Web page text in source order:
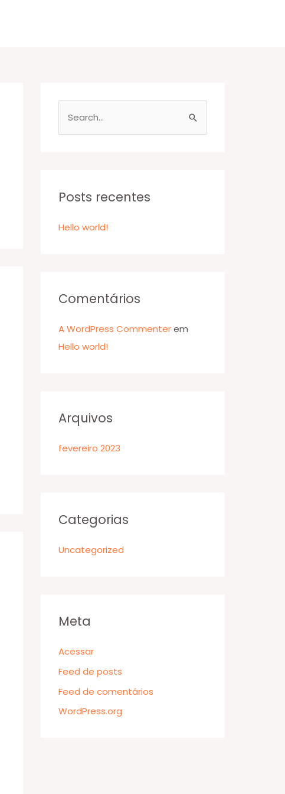
e
u
s
o
:
Posts recentes
Hello world!
Comentários
A WordPress Commenterem
Hello world!
Arquivos
fevereiro 2023
Categorias
Uncategorized
Meta
Acessar
Feed de posts
Feed de comentários
WordPress.org